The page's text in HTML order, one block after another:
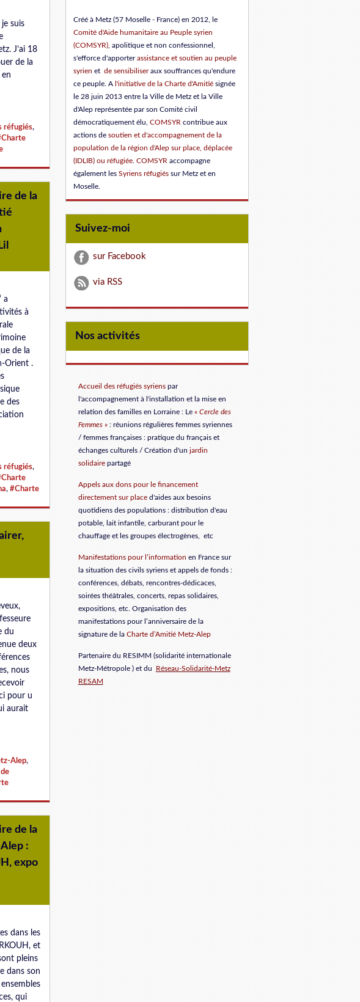
je suis
J’ai 18
de la
réfugiés,
de la
a
à
de la
Orient .
des
réfugiés,
, #Charte
du
deux
nous
pour u
aurait
Alep,
de la
:
expo
dans les
et
pleins
dans son
qui
Créé à Metz (57 Moselle - France) en 2012, le
Comité d'Aide humanitaire au Peuple syrien
(COMSYR) , apolitique et non confessionnel,
s'efforce d'apporterassistance et soutien au peuple
syrien et de sensibiliseraux souffrances qu'endure
ce peuple. A l'initiative de la Charte d'Amitié signée
le 28 juin 2013 entre la Ville de Metz et la Ville
d'Alep représentée par son Comité civil
démocratiquement élu COMSYR contribue aux
actions de soutien et d'accompagnement de la
population de la région d'Alep sur place, déplacée
(IDLIB) ou réfugiée. COMSYR accompagne
également les Syriens réfugiés sur Metz et en
Moselle.
Suivez-moi
sur Facebook
via RSS
Nos activités
Accueil des réfugiés syrienspar
l'accompagnement à l'installation et la mise en
relation des familles en Lorraine: Le « Cercle des
Femmes »: réunions régulières femmes syriennes
/ femmes françaises : pratique du français et
échanges culturels / Création d'un jardin
solidairepartagé
Appels aux dons pour le financement
directement sur placed'aides aux besoins
quotidiens des populations : distribution d'eau
potable, lait infantile, carburant pour le
chauffage et les groupes électrogènes, etc
Manifestations pour l’information en France sur
la situation des civils syriens et appels de fonds :
conférences, débats, rencontres-dédicaces,
soirées théâtrales, concerts, repas solidaires,
expositions, etc. Organisation des
manifestations pour l’anniversaire de la
signature de la Charte d’Amitié Metz-Alep
Partenaire du RESIMM (solidarité internationale
Metz-Métropole ) et du
Réseau-Solidarité-Metz
RESAM